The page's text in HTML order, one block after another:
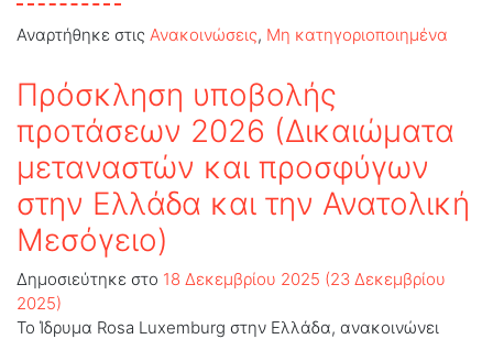
Αναρτήθηκε στις Ανακοινώσεις, Μη κατηγοριοποιημένα
Πρόσκληση υποβολής
προτάσεων 2026 (Δικαιώματα
μεταναστών και προσφύγων
στην Ελλάδα και την Ανατολική
Μεσόγειο)
Δημοσιεύτηκε στο 18 Δεκεμβρίου 2025 (23 Δεκεμβρίου
2025)
Το Ίδρυμα Rosa Luxemburg στην Ελλάδα, ανακοινώνει